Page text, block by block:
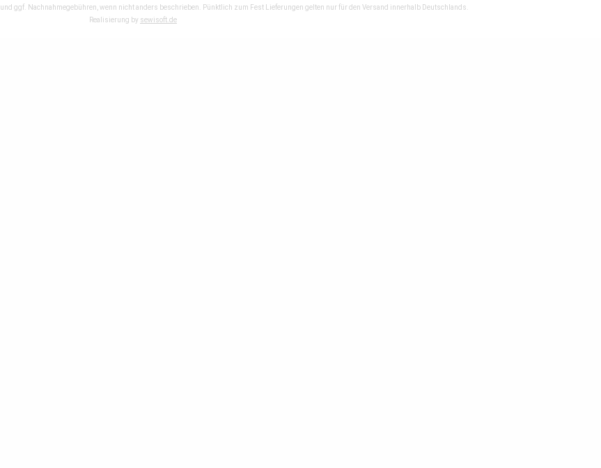
und ggf. Nachnahmegebühren, wenn nicht anders beschrieben. Pünktlich zum Fest Lieferungen gelten nur für den Versand innerhalb Deutschlands.
Realisierung by sewisoft.de